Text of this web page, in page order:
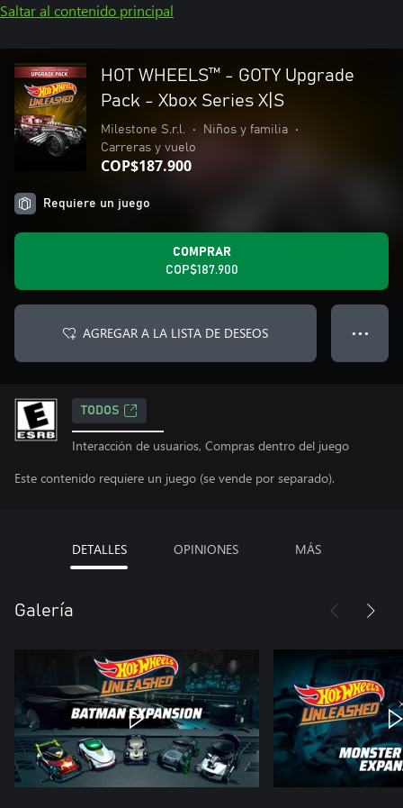
Saltar al contenido principal
HOT WHEELS™ - GOTY Upgrade
Pack - Xbox Series X|S
Milestone S.r.l. • Niños y familia
•
Carreras y vuelo
COP$187.900
Requiere un juego
COMPRAR
COP$187.900
AGREGAR A LA LISTA DE DESEOS ● ● ●
TODOS
Interacción de usuarios, Compras dentro del juego
Este contenido requiere un juego (se vende por separado).
DETALLES OPINIONES MÁS
Galería